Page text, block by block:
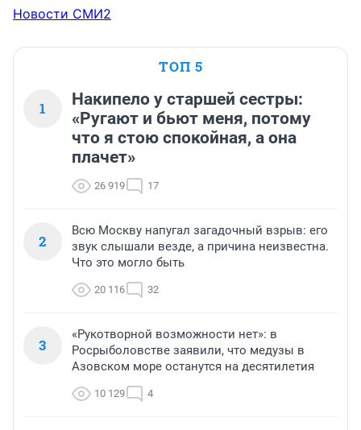
Новости СМИ2
ТОП 5
1
Накипело у старшей сестры:
«Ругают и бьют меня, потому
что я стою спокойная, а она
плачет»
26 919 17
2
Всю Москву напугал загадочный взрыв: его
звук слышали везде, а причина неизвестна.
Что это могло быть
20 116 32
3
«Рукотворной возможности нет»: в
Росрыболовстве заявили, что медузы в
Азовском море останутся на десятилетия
10 129 4